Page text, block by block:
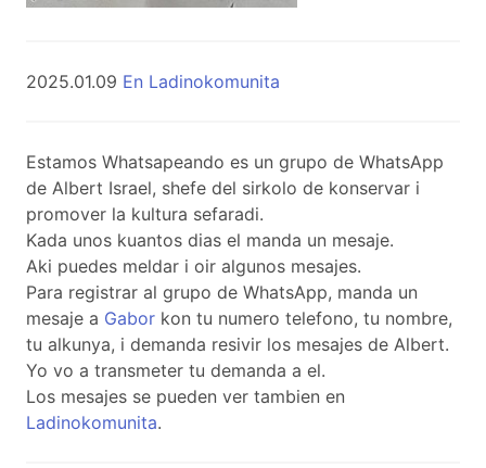
2025.01.09 En Ladinokomunita
Estamos Whatsapeando es un grupo de WhatsApp
de Albert Israel, shefe del sirkolo de konservar i
promover la kultura sefaradi.
Kada unos kuantos dias el manda un mesaje.
Aki puedes meldar i oir algunos mesajes.
Para registrar al grupo de WhatsApp, manda un
mesaje a Gabor kon tu numero telefono, tu nombre,
tu alkunya, i demanda resivir los mesajes de Albert.
Yo vo a transmeter tu demanda a el.
Los mesajes se pueden ver tambien en
Ladinokomunita.